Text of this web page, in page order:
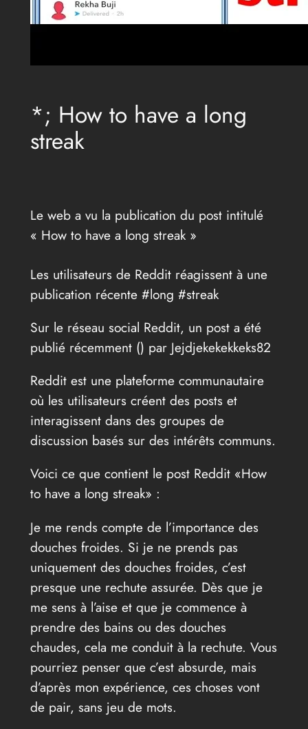
*; How to have a long
streak
Le web a vu la publication du post intitulé
« How to have a long streak »
Les utilisateurs de Reddit réagissent à une
publication récente #long #streak
Sur le réseau social Reddit, un post a été
publié récemment () par Jejdjekekekkeks82
Reddit est une plateforme communautaire
où les utilisateurs créent des posts et
interagissent dans des groupes de
discussion basés sur des intérêts communs.
Voici ce que contient le post Reddit «How
to have a long streak» :
Je me rends compte de l’importance des
douches froides. Si je ne prends pas
uniquement des douches froides, c’est
presque une rechute assurée. Dès que je
me sens à l’aise et que je commence à
prendre des bains ou des douches
chaudes, cela me conduit à la rechute. Vous
pourriez penser que c’est absurde, mais
d’après mon expérience, ces choses vont
de pair, sans jeu de mots.